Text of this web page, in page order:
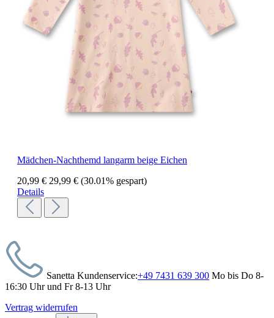
Mädchen-Nachthemd langarm beige Eichen
20,99 € 29,99 € (30.01% gespart)
Details
Sanetta Kundenservice:+49 7431 639 300 Mo bis Do 8-
16:30 Uhr und Fr 8-13 Uhr
Vertrag widerrufen